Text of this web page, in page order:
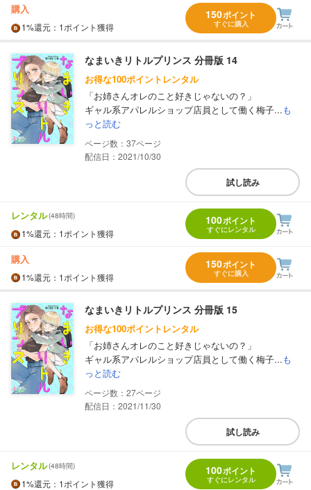
購入
1%還元 ：1ポイント獲得
150ポイント
すぐに購入
なまいきリトルプリンス 分冊版 14
お得な100ポイントレンタル
「お姉さんオレのこと好きじゃないの？」
ギャル系アパレルショップ店員として働く梅子...も
っと読む
37
配信日：2021/10/30
試し読み
レンタル(48時間)
1%還元 ：1ポイント獲得
100ポイント
すぐにレンタル
購入
1%還元 ：1ポイント獲得
150ポイント
すぐに購入
なまいきリトルプリンス 分冊版 15
お得な100ポイントレンタル
「お姉さんオレのこと好きじゃないの？」
ギャル系アパレルショップ店員として働く梅子...も
っと読む
27
配信日：2021/11/30
試し読み
レンタル(48時間)
1%還元 ：1ポイント獲得
100ポイント
すぐにレンタル